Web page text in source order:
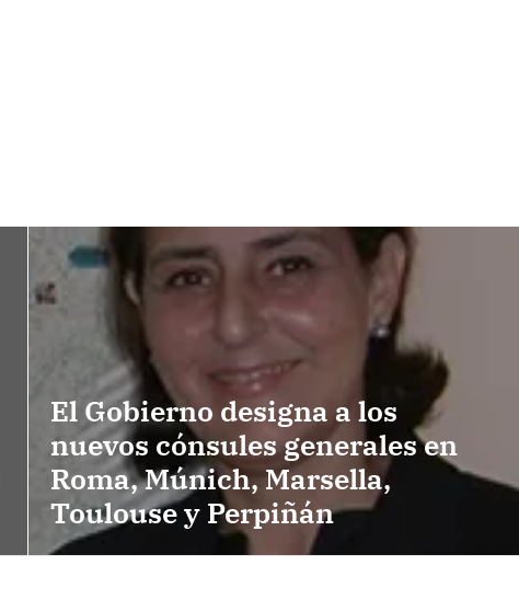
El Gobierno designa a los
nuevos cónsules generales en
Roma, Múnich, Marsella,
Toulouse y Perpiñán